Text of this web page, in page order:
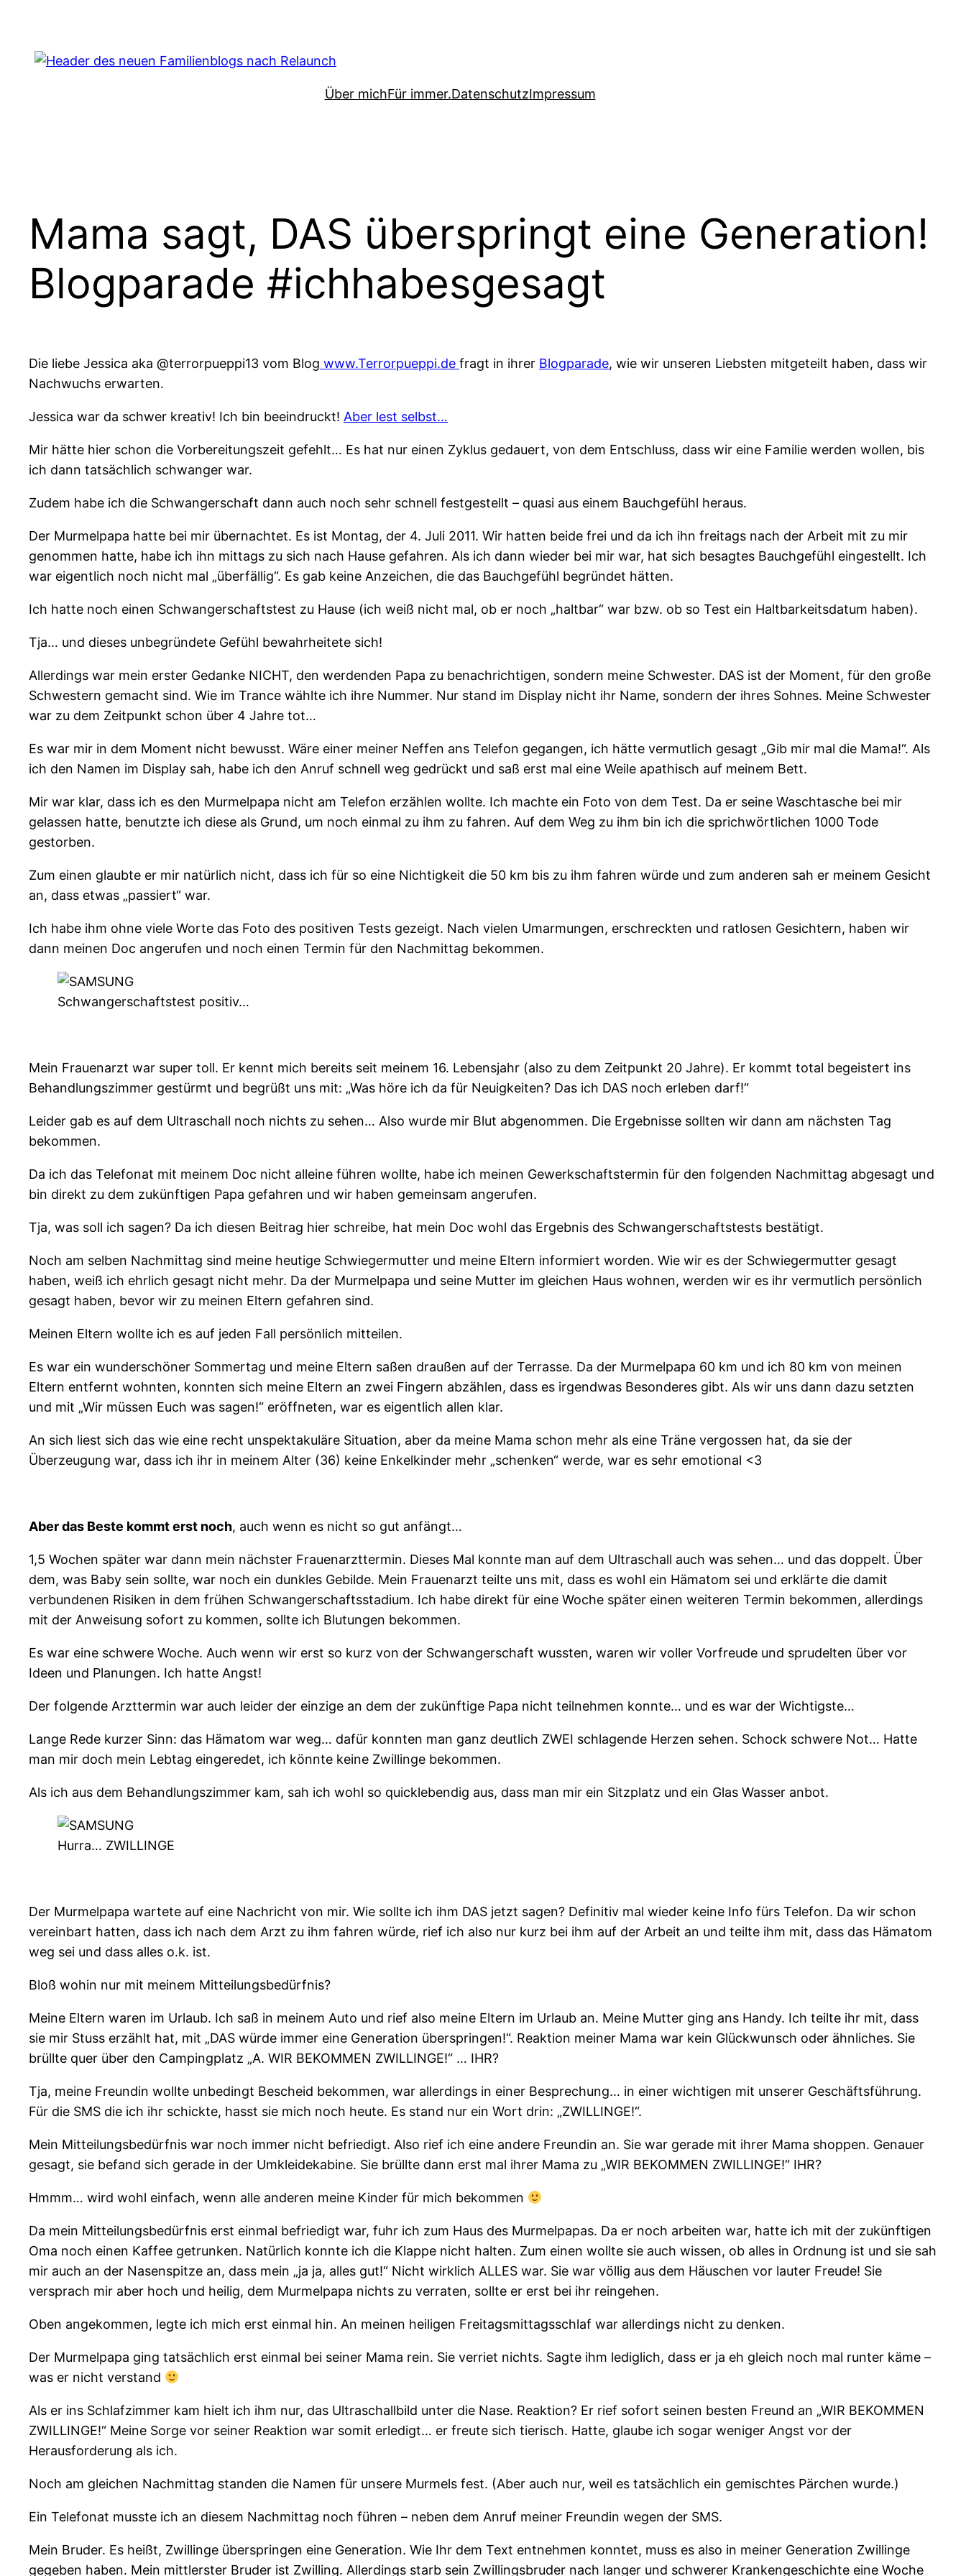
springen
Über michFür immer.DatenschutzImpressum
Mama sagt, DAS überspringt eine Generation!
Blogparade #ichhabesgesagt
Die liebe Jessica aka @terrorpueppi13 vom Blog www.Terrorpueppi.de fragt in ihrer Blogparade, wie wir unseren Liebsten mitgeteilt haben, dass wir
Nachwuchs erwarten.
Jessica war da schwer kreativ! Ich bin beeindruckt! Aber lest selbst…
Mir hätte hier schon die Vorbereitungszeit gefehlt… Es hat nur einen Zyklus gedauert, von dem Entschluss, dass wir eine Familie werden wollen, bis
ich dann tatsächlich schwanger war.
Zudem habe ich die Schwangerschaft dann auch noch sehr schnell festgestellt – quasi aus einem Bauchgefühl heraus.
Der Murmelpapa hatte bei mir übernachtet. Es ist Montag, der 4. Juli 2011. Wir hatten beide frei und da ich ihn freitags nach der Arbeit mit zu mir
genommen hatte, habe ich ihn mittags zu sich nach Hause gefahren. Als ich dann wieder bei mir war, hat sich besagtes Bauchgefühl eingestellt. Ich
war eigentlich noch nicht mal „überfällig“. Es gab keine Anzeichen, die das Bauchgefühl begründet hätten.
Ich hatte noch einen Schwangerschaftstest zu Hause (ich weiß nicht mal, ob er noch „haltbar“ war bzw. ob so Test ein Haltbarkeitsdatum haben).
Tja… und dieses unbegründete Gefühl bewahrheitete sich!
Allerdings war mein erster Gedanke NICHT, den werdenden Papa zu benachrichtigen, sondern meine Schwester. DAS ist der Moment, für den große
Schwestern gemacht sind. Wie im Trance wählte ich ihre Nummer. Nur stand im Display nicht ihr Name, sondern der ihres Sohnes. Meine Schwester
war zu dem Zeitpunkt schon über 4 Jahre tot…
Es war mir in dem Moment nicht bewusst. Wäre einer meiner Neffen ans Telefon gegangen, ich hätte vermutlich gesagt „Gib mir mal die Mama!“. Als
ich den Namen im Display sah, habe ich den Anruf schnell weg gedrückt und saß erst mal eine Weile apathisch auf meinem Bett.
Mir war klar, dass ich es den Murmelpapa nicht am Telefon erzählen wollte. Ich machte ein Foto von dem Test. Da er seine Waschtasche bei mir
gelassen hatte, benutzte ich diese als Grund, um noch einmal zu ihm zu fahren. Auf dem Weg zu ihm bin ich die sprichwörtlichen 1000 Tode
gestorben.
Zum einen glaubte er mir natürlich nicht, dass ich für so eine Nichtigkeit die 50 km bis zu ihm fahren würde und zum anderen sah er meinem Gesicht
an, dass etwas „passiert“ war.
Ich habe ihm ohne viele Worte das Foto des positiven Tests gezeigt. Nach vielen Umarmungen, erschreckten und ratlosen Gesichtern, haben wir
dann meinen Doc angerufen und noch einen Termin für den Nachmittag bekommen.
Schwangerschaftstest positiv…
Mein Frauenarzt war super toll. Er kennt mich bereits seit meinem 16. Lebensjahr (also zu dem Zeitpunkt 20 Jahre). Er kommt total begeistert ins
Behandlungszimmer gestürmt und begrüßt uns mit: „Was höre ich da für Neuigkeiten? Das ich DAS noch erleben darf!“
Leider gab es auf dem Ultraschall noch nichts zu sehen… Also wurde mir Blut abgenommen. Die Ergebnisse sollten wir dann am nächsten Tag
bekommen.
Da ich das Telefonat mit meinem Doc nicht alleine führen wollte, habe ich meinen Gewerkschaftstermin für den folgenden Nachmittag abgesagt und
bin direkt zu dem zukünftigen Papa gefahren und wir haben gemeinsam angerufen.
Tja, was soll ich sagen? Da ich diesen Beitrag hier schreibe, hat mein Doc wohl das Ergebnis des Schwangerschaftstests bestätigt.
Noch am selben Nachmittag sind meine heutige Schwiegermutter und meine Eltern informiert worden. Wie wir es der Schwiegermutter gesagt
haben, weiß ich ehrlich gesagt nicht mehr. Da der Murmelpapa und seine Mutter im gleichen Haus wohnen, werden wir es ihr vermutlich persönlich
gesagt haben, bevor wir zu meinen Eltern gefahren sind.
Meinen Eltern wollte ich es auf jeden Fall persönlich mitteilen.
Es war ein wunderschöner Sommertag und meine Eltern saßen draußen auf der Terrasse. Da der Murmelpapa 60 km und ich 80 km von meinen
Eltern entfernt wohnten, konnten sich meine Eltern an zwei Fingern abzählen, dass es irgendwas Besonderes gibt. Als wir uns dann dazu setzten
und mit „Wir müssen Euch was sagen!“ eröffneten, war es eigentlich allen klar.
An sich liest sich das wie eine recht unspektakuläre Situation, aber da meine Mama schon mehr als eine Träne vergossen hat, da sie der
Überzeugung war, dass ich ihr in meinem Alter (36) keine Enkelkinder mehr „schenken“ werde, war es sehr emotional <3
Aber das Beste kommt erst noch, auch wenn es nicht so gut anfängt…
1,5 Wochen später war dann mein nächster Frauenarzttermin. Dieses Mal konnte man auf dem Ultraschall auch was sehen… und das doppelt. Über
dem, was Baby sein sollte, war noch ein dunkles Gebilde. Mein Frauenarzt teilte uns mit, dass es wohl ein Hämatom sei und erklärte die damit
verbundenen Risiken in dem frühen Schwangerschaftsstadium. Ich habe direkt für eine Woche später einen weiteren Termin bekommen, allerdings
mit der Anweisung sofort zu kommen, sollte ich Blutungen bekommen.
Es war eine schwere Woche. Auch wenn wir erst so kurz von der Schwangerschaft wussten, waren wir voller Vorfreude und sprudelten über vor
Ideen und Planungen. Ich hatte Angst!
Der folgende Arzttermin war auch leider der einzige an dem der zukünftige Papa nicht teilnehmen konnte… und es war der Wichtigste…
Lange Rede kurzer Sinn: das Hämatom war weg… dafür konnten man ganz deutlich ZWEI schlagende Herzen sehen. Schock schwere Not… Hatte
man mir doch mein Lebtag eingeredet, ich könnte keine Zwillinge bekommen.
Als ich aus dem Behandlungszimmer kam, sah ich wohl so quicklebendig aus, dass man mir ein Sitzplatz und ein Glas Wasser anbot.
Hurra… ZWILLINGE
Der Murmelpapa wartete auf eine Nachricht von mir. Wie sollte ich ihm DAS jetzt sagen? Definitiv mal wieder keine Info fürs Telefon. Da wir schon
vereinbart hatten, dass ich nach dem Arzt zu ihm fahren würde, rief ich also nur kurz bei ihm auf der Arbeit an und teilte ihm mit, dass das Hämatom
weg sei und dass alles o.k. ist.
Bloß wohin nur mit meinem Mitteilungsbedürfnis?
Meine Eltern waren im Urlaub. Ich saß in meinem Auto und rief also meine Eltern im Urlaub an. Meine Mutter ging ans Handy. Ich teilte ihr mit, dass
sie mir Stuss erzählt hat, mit „DAS würde immer eine Generation überspringen!“. Reaktion meiner Mama war kein Glückwunsch oder ähnliches. Sie
brüllte quer über den Campingplatz „A. WIR BEKOMMEN ZWILLINGE!“ … IHR?
Tja, meine Freundin wollte unbedingt Bescheid bekommen, war allerdings in einer Besprechung… in einer wichtigen mit unserer Geschäftsführung.
Für die SMS die ich ihr schickte, hasst sie mich noch heute. Es stand nur ein Wort drin: „ZWILLINGE!“.
Mein Mitteilungsbedürfnis war noch immer nicht befriedigt. Also rief ich eine andere Freundin an. Sie war gerade mit ihrer Mama shoppen. Genauer
gesagt, sie befand sich gerade in der Umkleidekabine. Sie brüllte dann erst mal ihrer Mama zu „WIR BEKOMMEN ZWILLINGE!“ IHR?
Hmmm… wird wohl einfach, wenn alle anderen meine Kinder für mich bekommen
Da mein Mitteilungsbedürfnis erst einmal befriedigt war, fuhr ich zum Haus des Murmelpapas. Da er noch arbeiten war, hatte ich mit der zukünftigen
Oma noch einen Kaffee getrunken. Natürlich konnte ich die Klappe nicht halten. Zum einen wollte sie auch wissen, ob alles in Ordnung ist und sie sah
mir auch an der Nasenspitze an, dass mein „ja ja, alles gut!“ Nicht wirklich ALLES war. Sie war völlig aus dem Häuschen vor lauter Freude! Sie
versprach mir aber hoch und heilig, dem Murmelpapa nichts zu verraten, sollte er erst bei ihr reingehen.
Oben angekommen, legte ich mich erst einmal hin. An meinen heiligen Freitagsmittagsschlaf war allerdings nicht zu denken.
Der Murmelpapa ging tatsächlich erst einmal bei seiner Mama rein. Sie verriet nichts. Sagte ihm lediglich, dass er ja eh gleich noch mal runter käme –
was er nicht verstand
Als er ins Schlafzimmer kam hielt ich ihm nur, das Ultraschallbild unter die Nase. Reaktion? Er rief sofort seinen besten Freund an „WIR BEKOMMEN
ZWILLINGE!“ Meine Sorge vor seiner Reaktion war somit erledigt… er freute sich tierisch. Hatte, glaube ich sogar weniger Angst vor der
Herausforderung als ich.
Noch am gleichen Nachmittag standen die Namen für unsere Murmels fest. (Aber auch nur, weil es tatsächlich ein gemischtes Pärchen wurde.)
Ein Telefonat musste ich an diesem Nachmittag noch führen – neben dem Anruf meiner Freundin wegen der SMS.
Mein Bruder. Es heißt, Zwillinge überspringen eine Generation. Wie Ihr dem Text entnehmen konntet, muss es also in meiner Generation Zwillinge
gegeben haben. Mein mittlerster Bruder ist Zwilling. Allerdings starb sein Zwillingsbruder nach langer und schwerer Krankengeschichte eine Woche